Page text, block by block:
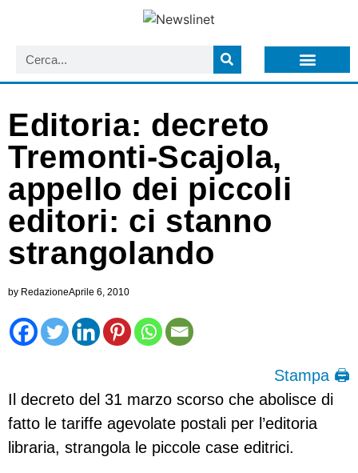
Editoria: decreto
Tremonti-Scajola,
appello dei piccoli
editori: ci stanno
strangolando
by RedazioneAprile 6, 2010
Stampa 🖨
Il decreto del 31 marzo scorso che abolisce di
fatto le tariffe agevolate postali per l’editoria
libraria, strangola le piccole case editrici.